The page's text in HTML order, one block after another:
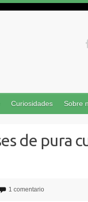
Curiosidades Sobre
1 comentario